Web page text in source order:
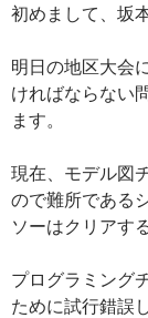
初めまして、坂
明日の地区大会
ければならない
ます。
現在、モデル図
ので難所である
ソーはクリアす
プログラミング
ために試行錯誤